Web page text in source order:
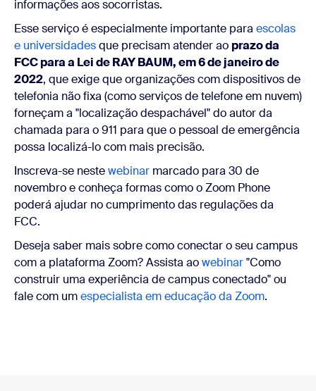
informações aos socorristas.
Esse serviço é especialmente importante para escolas
e universidadesque precisam atender ao prazo da
FCC para a Lei de RAY BAUM, em 6 de janeiro de
2022, que exige que organizações com dispositivos de
telefonia não fixa (como serviços de telefone em nuvem)
forneçam a "localização despachável" do autor da
chamada para o 911 para que o pessoal de emergência
possa localizá-lo com mais precisão.
Inscreva-se nestewebinar marcado para 30 de
novembro e conheça formas como o Zoom Phone
poderá ajudar no cumprimento das regulações da
FCC.
Deseja saber mais sobre como conectar o seu campus
com a plataforma Zoom? Assista aowebinar"Como
construir uma experiência de campus conectado" ou
fale com umespecialista em educação da Zoom.